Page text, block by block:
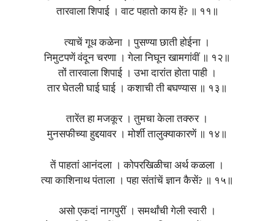
तारवाला शिपाई । वाट पहातो काय हें? ॥ ११॥
त्याचें गूध कळेना । पुसण्या छाती होईना ।
निमुटपणें वंदून चरणा । गेला निघून खामगांवीं ॥ १२॥
तों तारवाला शिपाई । उभा दारांत होता पाही ।
तार घेतली घाई घाई । कशाची ती बघण्यास ॥ १३॥
तारेंत हा मजकूर । तुमचा केला तक्‍रुर ।
मुनसफीच्या हुद्दयावर । मोर्शी तालुक्याकारणें ॥ १४॥
तें पाहतां आनंदला । कोपरखिळीचा अर्थ कळला ।
त्या काशिनाथ पंताला । पहा संतांचें ज्ञान कैसें? ॥ १५॥
असो एकदां नागपुरीं । समर्थांची गेली स्वारी ।